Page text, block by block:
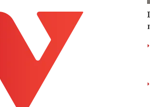
Nghệ sĩ
Thời trang
Sao Việt